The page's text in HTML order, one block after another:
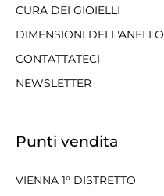
CURA DEI GIOIELLI
DIMENSIONI DELL'ANELLO
CONTATTATECI
NEWSLETTER
Punti vendita
VIENNA 1° DISTRETTO